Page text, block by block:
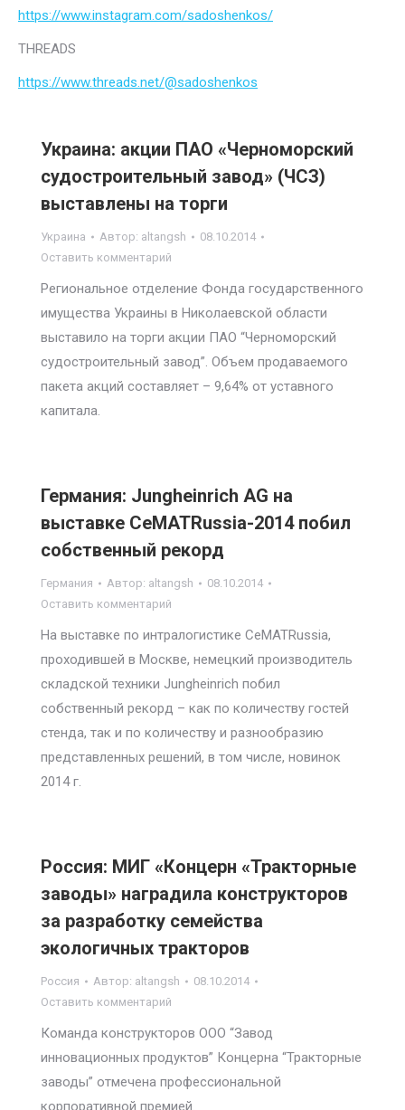
https://www.instagram.com/sadoshenkos/
THREADS
https://www.threads.net/@sadoshenkos
Украина: акции ПАО «Черноморский
судостроительный завод» (ЧСЗ)
выставлены на торги
Украина Автор: altangsh
08.10.2014
Оставить комментарий
Региональное отделение Фонда государственного
имущества Украины в Николаевской области
выставило на торги акции ПАО “Черноморский
судостроительный завод”. Объем продаваемого
пакета акций составляет – 9,64% от уставного
капитала.
Германия: Jungheinrich AG на
выставке CeMATRussia-2014 побил
собственный рекорд
Германия Автор: altangsh
08.10.2014
Оставить комментарий
На выставке по интралогистике CeMATRussia,
проходившей в Москве, немецкий производитель
складской техники Jungheinrich побил
собственный рекорд – как по количеству гостей
стенда, так и по количеству и разнообразию
представленных решений, в том числе, новинок
2014 г.
Россия: МИГ «Концерн «Тракторные
заводы» наградила конструкторов
за разработку семейства
экологичных тракторов
Россия Автор: altangsh
08.10.2014
Оставить комментарий
Команда конструкторов ООО “Завод
инновационных продуктов” Концерна “Тракторные
заводы” отмечена профессиональной
корпоративной премией.